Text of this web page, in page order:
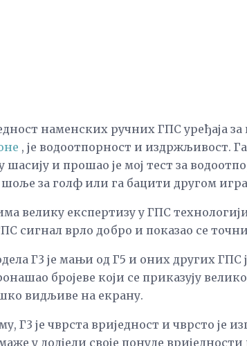
наменских ручних ГПС уређаја
, је водоотпорност и издржљивост.
шасију и прошао је мој тест за
за голф или га бацити другом
велику експертизу у ГПС
сигнал врло добро и показао се
Г3 је мањи од Г5 и оних других
бројеве који се приказују
видљиве на екрану.
Г3 је чврста вриједност и чврсто је
у додјели своје понуде вриједности